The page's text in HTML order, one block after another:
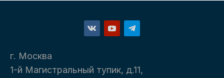
г. Москва
1-й Магистральный тупик, д.11,